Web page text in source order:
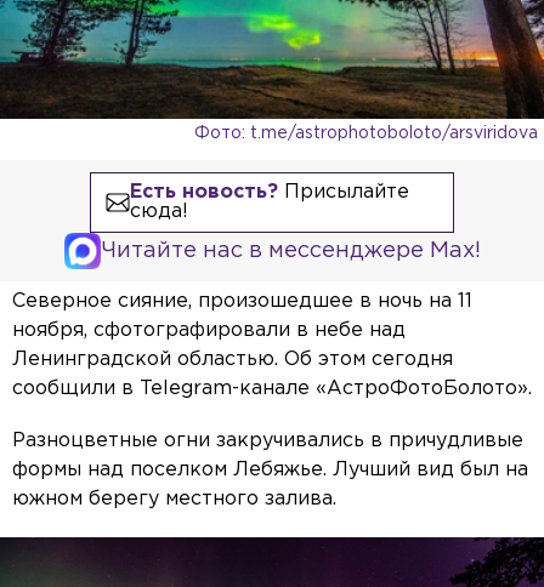
Фото: t.me/astrophotoboloto/arsviridova
Есть новость?Присылайте
сюда!
Читайте нас в мессенджере Max!
Северное сияние, произошедшее в ночь на 11
ноября, сфотографировали в небе над
Ленинградской областью. Об этом сегодня
сообщили в Telegram-канале «АстроФотоБолото».
Разноцветные огни закручивались в причудливые
формы над поселком Лебяжье. Лучший вид был на
южном берегу местного залива.